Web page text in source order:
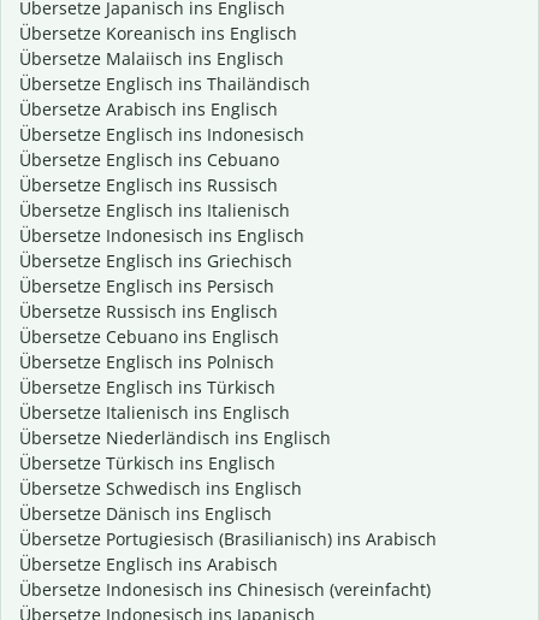
Übersetze Japanisch ins Englisch
Übersetze Koreanisch ins Englisch
Übersetze Malaiisch ins Englisch
Übersetze Englisch ins Thailändisch
Übersetze Arabisch ins Englisch
Übersetze Englisch ins Indonesisch
Übersetze Englisch ins Cebuano
Übersetze Englisch ins Russisch
Übersetze Englisch ins Italienisch
Übersetze Indonesisch ins Englisch
Übersetze Englisch ins Griechisch
Übersetze Englisch ins Persisch
Übersetze Russisch ins Englisch
Übersetze Cebuano ins Englisch
Übersetze Englisch ins Polnisch
Übersetze Englisch ins Türkisch
Übersetze Italienisch ins Englisch
Übersetze Niederländisch ins Englisch
Übersetze Türkisch ins Englisch
Übersetze Schwedisch ins Englisch
Übersetze Dänisch ins Englisch
Übersetze Portugiesisch (Brasilianisch) ins Arabisch
Übersetze Englisch ins Arabisch
Übersetze Indonesisch ins Chinesisch (vereinfacht)
Übersetze Indonesisch ins Japanisch